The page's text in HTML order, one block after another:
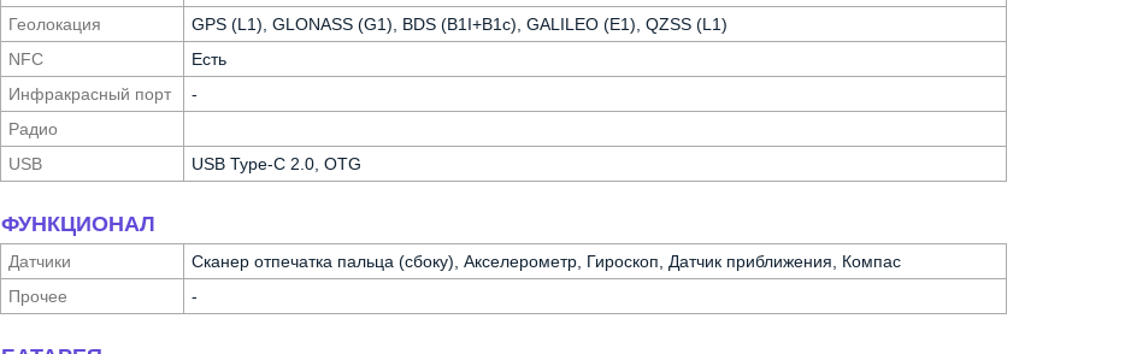
Геолока­ция
GPS (L1), GLONASS (G1), BDS (B1I+B1c), GALILEO (E1), QZSS (L1)
NFC
Есть
Инфра­красный порт
-
Радио
USB
USB Type-C 2.0, OTG
ФУНКЦИОНАЛ
Датчики
Сканер отпечатка пальца (сбоку), Акселерометр, Гироскоп, Датчик приближения, Компас
Прочее
-